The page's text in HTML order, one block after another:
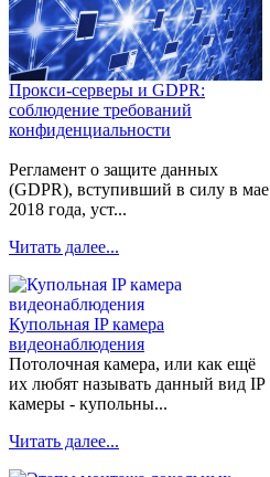
Прокси-серверы и GDPR:
соблюдение требований
конфиденциальности
Регламент о защите данных
(GDPR), вступивший в силу в мае
2018 года, уст...
Читать далее...
Купольная IP камера
видеонаблюдения
Потолочная камера, или как ещё
их любят называть данный вид IP
камеры - купольны...
Читать далее...